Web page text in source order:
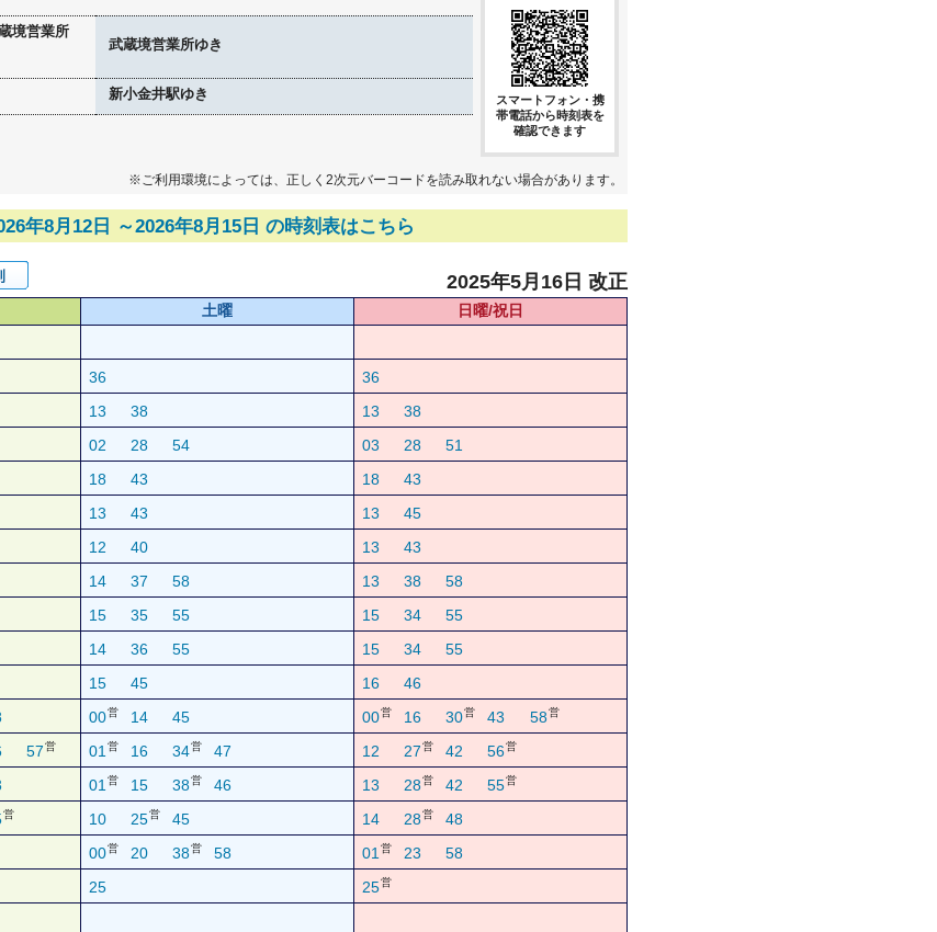
境営業所
武蔵境営業所ゆき
新小金井駅ゆき
スマートフォン・携
帯電話から時刻表を
確認できます
※ご利用環境によっては、正しく2次元バーコードを読み取れない場合があります。
年8月12日 ～2026年8月15日 の時刻表はこちら
2025年5月16日 改正
土曜
日曜/祝日
36
36
13 38 13
38
02 28 54 03 28
51
18 43 18
43
13 43 13
45
12 40 13
43
14 37 58 13 38
58
15 35 55 15 34
55
14 36 55 15 34
55
15 45 16
46
00営 14 45 00営 16 30営 43 58営
57営 01 営 16 34営 47 12 27営 42 56営
01 営 15 38営 46 13 28営 42 55営
営 10 25営 45 14 28営
48
00営 20 38営 58 01 営 23
58
25 25営